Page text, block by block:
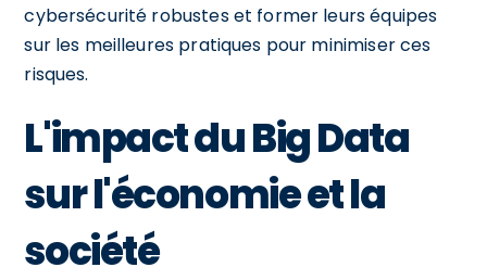
cybersécurité robustes et former leurs équipes
sur les meilleures pratiques pour minimiser ces
risques.
L'impact du Big Data
sur l'économie et la
société